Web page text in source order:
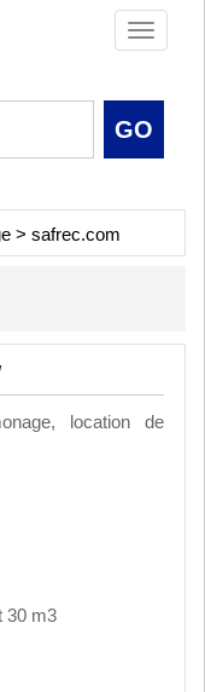
Toggle
> safrec.com
location de
30 m3